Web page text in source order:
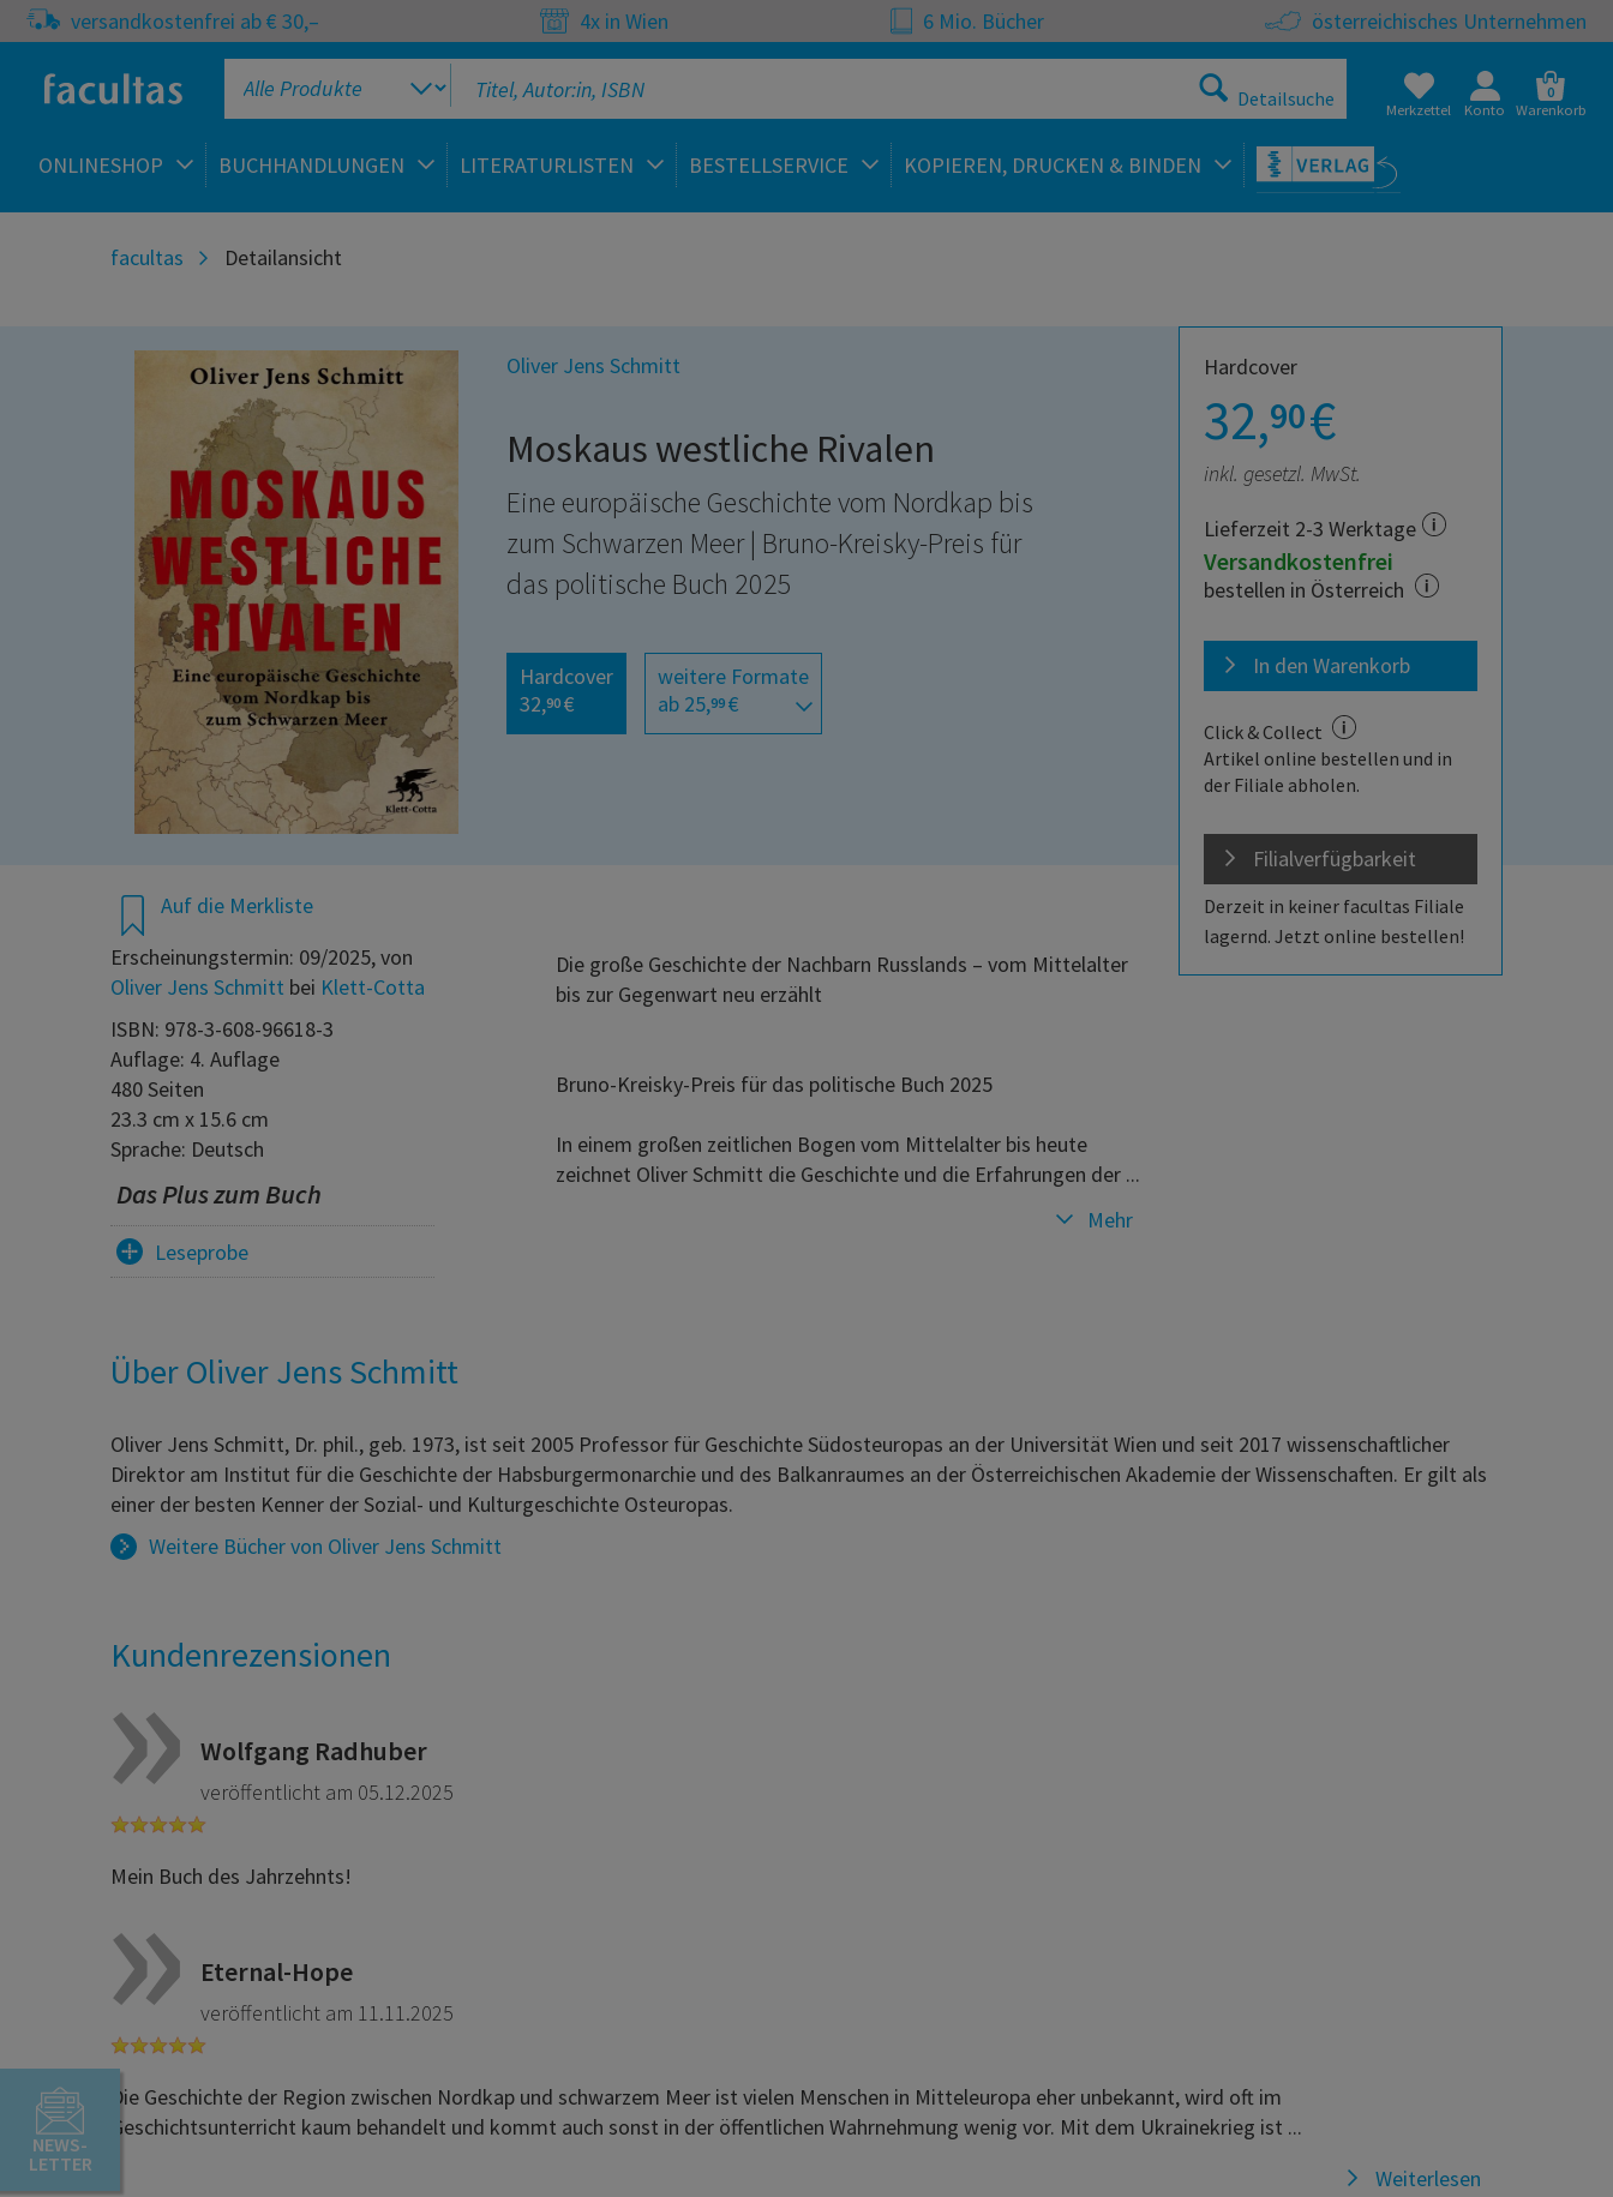
NEWS-
LETTER
versandkostenfrei ab € 30,– 4x in Wien 6 Mio. Bücher österreichisches Unternehmen
Detailsuche Merkzettel Konto
0
Warenkorb
ONLINESHOP BUCHHANDLUNGEN LITERATURLISTEN BESTELLSERVICE KOPIEREN, DRUCKEN & BINDEN
facultas Detailansicht
Oliver Jens Schmitt
Moskaus westliche Rivalen
Eine europäische Geschichte vom Nordkap bis
zum Schwarzen Meer | Bruno-Kreisky-Preis für
das politische Buch 2025
Hardcover
32,90 €
weitere Formate
ab 25,99 €
Hardcover
32,90€
inkl. gesetzl. MwSt.
Lieferzeit 2-3 Werktage
Versandkostenfrei
bestellen in Österreich
In den Warenkorb
Click & Collect
Artikel online bestellen und in
der Filiale abholen.
Filialverfügbarkeit
Derzeit in keiner facultas Filiale
lagernd. Jetzt online bestellen!
Auf die Merkliste
Erscheinungstermin: 09/2025, von
Oliver Jens Schmitt bei Klett-Cotta
ISBN: 978-3-608-96618-3
Auflage: 4. Auflage
480 Seiten
23.3 cm x 15.6 cm
Sprache: Deutsch
Das Plus zum Buch
Leseprobe
Die große Geschichte der Nachbarn Russlands – vom Mittelalter
bis zur Gegenwart neu erzählt
Bruno-Kreisky-Preis für das politische Buch 2025
In einem großen zeitlichen Bogen vom Mittelalter bis heute
zeichnet Oliver Schmitt die Geschichte und die Erfahrungen der ...
Mehr
Über Oliver Jens Schmitt
Oliver Jens Schmitt, Dr. phil., geb. 1973, ist seit 2005 Professor für Geschichte Südosteuropas an der Universität Wien und seit 2017 wissenschaftlicher
Direktor am Institut für die Geschichte der Habsburgermonarchie und des Balkanraumes an der Österreichischen Akademie der Wissenschaften. Er gilt als
einer der besten Kenner der Sozial- und Kulturgeschichte Osteuropas.
Weitere Bücher von Oliver Jens Schmitt
Kundenrezensionen
Wolfgang Radhuber
veröffentlicht am 05.12.2025
Mein Buch des Jahrzehnts!
Eternal-Hope
veröffentlicht am 11.11.2025
Die Geschichte der Region zwischen Nordkap und schwarzem Meer ist vielen Menschen in Mitteleuropa eher unbekannt, wird oft im
Geschichtsunterricht kaum behandelt und kommt auch sonst in der öffentlichen Wahrnehmung wenig vor. Mit dem Ukrainekrieg ist ...
Weiterlesen